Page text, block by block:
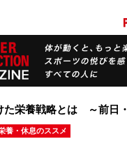
た栄養戦略とは ～前日
養・休息のススメ